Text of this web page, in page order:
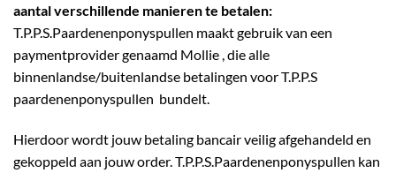
aantal verschillende manieren te betalen:
T.P.P.S.Paardenenponyspullen maakt gebruik van een
paymentprovider genaamd Mollie , die alle
binnenlandse/buitenlandse betalingen voor T.P.P.S
paardenenponyspullen bundelt.
Hierdoor wordt jouw betaling bancair veilig afgehandeld en
gekoppeld aan jouw order. T.P.P.S.Paardenenponyspullen kan